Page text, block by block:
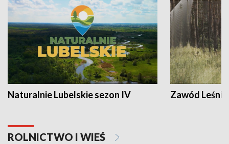
Naturalnie Lubelskie sezon IV Zawód Leśnik
ROLNICTWO I WIEŚ